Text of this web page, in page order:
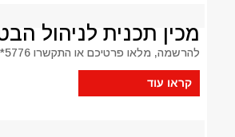
מכין תכנית לניהול
להרשמה, מלאו פרטיכם או התקשרו 5776* דרישות קבלה ...
קראו עוד